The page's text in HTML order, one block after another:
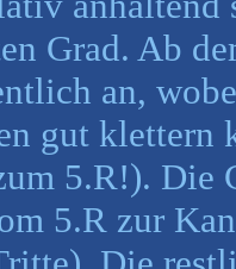
Grad. Ab
an,
gut klettern
5.R!). Die
5.R zur